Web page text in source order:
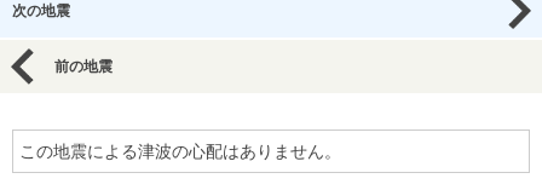
次の地震
前の地震
この地震による津波の心配はありません。